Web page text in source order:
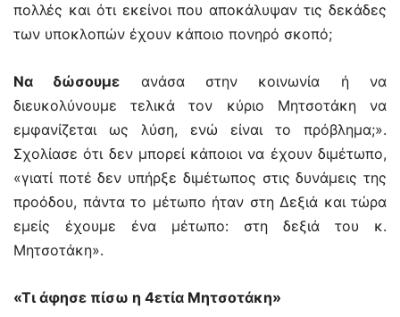
πολλές και ότι εκείνοι που αποκάλυψαν τις δεκάδες
των υποκλοπών έχουν κάποιο πονηρό σκοπό;
Να δώσουμε ανάσα στην κοινωνία ή να
διευκολύνουμε τελικά τον κύριο Μητσοτάκη να
εμφανίζεται ως λύση, ενώ είναι το πρόβλημα;».
Σχολίασε ότι δεν μπορεί κάποιοι να έχουν διμέτωπο,
«γιατί ποτέ δεν υπήρξε διμέτωπος στις δυνάμεις της
προόδου, πάντα το μέτωπο ήταν στη Δεξιά και τώρα
εμείς έχουμε ένα μέτωπο: στη δεξιά του κ.
Μητσοτάκη».
«Τι άφησε πίσω η 4ετία Μητσοτάκη»